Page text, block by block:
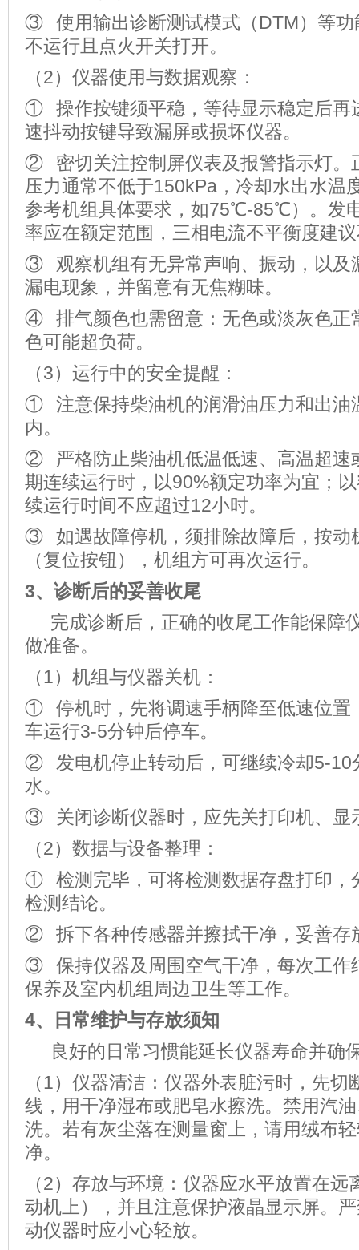
③ 使用输出诊断测试模式（DTM）等功
不运行且点火开关打开。
（2）仪器使用与数据观察：
① 操作按键须平稳，等待显示稳定后再
速抖动按键导致漏屏或损坏仪器。
② 密切关注控制屏仪表及报警指示灯。
压力通常不低于150kPa，冷却水出水温
参考机组具体要求，如75℃-85℃）。发
率应在额定范围，三相电流不平衡度建
③ 观察机组有无异常声响、振动，以及
漏电现象，并留意有无焦糊味。
④ 排气颜色也需留意：无色或淡灰色正
色可能超负荷。
（3）运行中的安全提醒：
① 注意保持柴油机的润滑油压力和出油
内。
② 严格防止柴油机低温低速、高温超速
期连续运行时，以90%额定功率为宜；
续运行时间不应超过12小时。
③ 如遇故障停机，须排除故障后，按动
（复位按钮），机组方可再次运行。
3、 诊断后的妥善收尾
完成诊断后，正确的收尾工作能保障
做准备。
（1）机组与仪器关机：
① 停机时，先将调速手柄降至低速位置
车运行3-5分钟后停车。
② 发电机停止转动后，可继续冷却5-10
水。
③ 关闭诊断仪器时，应先关打印机、显
（2）数据与设备整理：
① 检测完毕，可将检测数据存盘打印，
检测结论。
② 拆下各种传感器并擦拭干净，妥善存
③ 保持仪器及周围空气干净，每次工作
保养及室内机组周边卫生等工作。
4、
日常维护与存放须知
良好的日常习惯能延长仪器寿命并确
（1）仪器清洁：仪器外表脏污时，先切
线，用干净湿布或肥皂水擦洗。禁用汽
洗。若有灰尘落在测量窗上，请用绒布
净。
（2）存放与环境：仪器应水平放置在
动机上），并且注意保护液晶显示屏。
动仪器时应小心轻放。